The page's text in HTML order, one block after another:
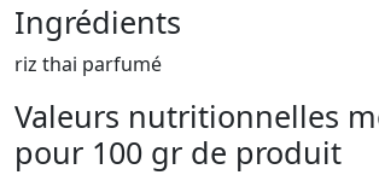
Ingrédients
riz thai parfumé
Valeurs nutritionnelles
pour 100 gr de produit